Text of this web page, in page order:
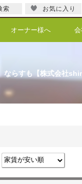
オーナー様へ
ならすも【株式会社
索 お気に入り